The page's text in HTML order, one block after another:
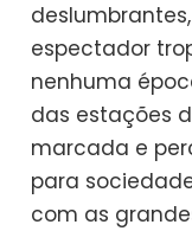
espectador
nenhuma
das estações
marcada e
para
com as